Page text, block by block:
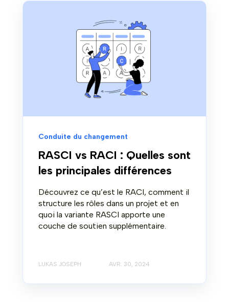
Conduite du changement
RASCI vs RACI : Quelles sont
les principales différences
Découvrez ce qu’est le RACI, comment il
structure les rôles dans un projet et en
quoi la variante RASCI apporte une
couche de soutien supplémentaire.
LUKAS JOSEPH AVR. 30, 2024